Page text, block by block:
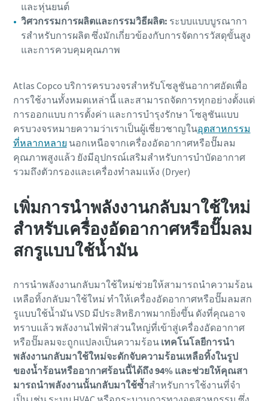
และหุ่นยนต์
วิศวกรรมการผลิตและกรรมวิธีผลิต: ระบบแบบบูรณากา
รสําหรับการผลิต ซึ่งมักเกี่ยวข้องกับการจัดการวัสดุขั้นสูง
และการควบคุมคุณภาพ
Atlas Copco บริการครบวงจรสําหรับโซลูชันอากาศอัดเพื่อ
การใช้งานทั้งหมดเหล่านี้ และสามารถจัดการทุกอย่างตั้งแต่
การออกแบบ การตั้งค่า และการบํารุงรักษา โซลูชันแบบ
ครบวงจรหมายความว่าเราเป็นผู้เชี่ยวชาญในอุตสาหกรรม
ที่หลากหลาย นอกเหนือจากเครื่องอัดอากาศหรือปั๊มลม
คุณภาพสูงแล้ว ยังมีอุปกรณ์เสริมสําหรับการบําบัดอากาศ
รวมถึงตัวกรองและเครื่องทำลมแห้ง (Dryer)
เพิ่มการนำพลังงานกลับมาใช้ใหม่
สำหรับเครื่องอัดอากาศหรือปั๊มลม
สกรูแบบใช้น้ำมัน
การนําพลังงานกลับมาใช้ใหม่ช่วยให้สามารถนําความร้อน
เหลือทิ้งกลับมาใช้ใหม่ ทําให้เครื่องอัดอากาศหรือปั๊มลมสก
รูแบบใช้น้ำมัน VSD มีประสิทธิภาพมากยิ่งขึ้น ดังที่คุณอาจ
ทราบแล้ว พลังงานไฟฟ้าส่วนใหญ่ที่เข้าสู่เครื่องอัดอากาศ
หรือปั๊มลมจะถูกแปลงเป็นความร้อนเทคโนโลยีการนํา
พลังงานกลับมาใช้ใหม่จะดักจับความร้อนเหลือทิ้งในรูป
ของน้ำร้อนหรืออากาศร้อนนี้ได้ถึง 94% และช่วยให้คุณสา
มารถนําพลังงานนั้นกลับมาใช้ซ้ำสําหรับการใช้งานที่จํา